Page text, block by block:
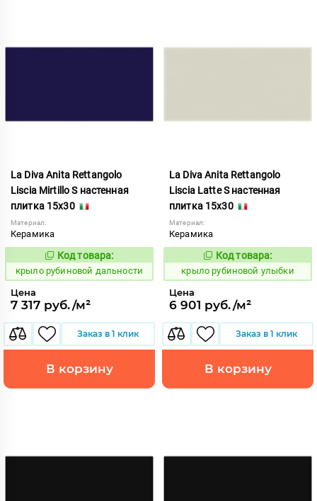
La Diva Anita Rettangolo
Liscia Mirtillo S настенная
плитка 15x30
Материал:
Керамика
838121
Код товара:
крыло рубиновой дальности
Цена
7 317 руб./м²
Заказ в 1 клик
В корзину
La Diva Anita Rettangolo
Liscia Latte S настенная
плитка 15x30
Материал:
Керамика
838111
Код товара:
крыло рубиновой улыбки
Цена
6 901 руб./м²
Заказ в 1 клик
В корзину